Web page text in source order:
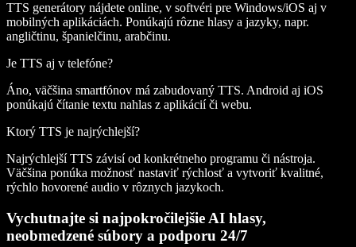
TTS generátory nájdete online, v softvéri pre Windows/iOS aj v
mobilných aplikáciách. Ponúkajú rôzne hlasy a jazyky, napr.
angličtinu, španielčinu, arabčinu.
Je TTS aj v telefóne?
Áno, väčšina smartfónov má zabudovaný TTS. Android aj iOS
ponúkajú čítanie textu nahlas z aplikácií či webu.
Ktorý TTS je najrýchlejší?
Najrýchlejší TTS závisí od konkrétneho programu či nástroja.
Väčšina ponúka možnosť nastaviť rýchlosť a vytvoriť kvalitné,
rýchlo hovorené audio v rôznych jazykoch.
Vychutnajte si najpokročilejšie AI hlasy,
neobmedzené súbory a podporu 24/7